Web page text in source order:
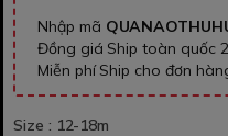
Nhập mã
Đồng giá Ship toàn quốc
Miễn phí Ship cho đơn
Size : 12-18m